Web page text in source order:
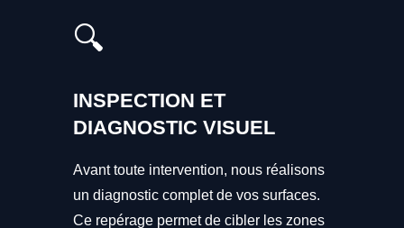
🔍
INSPECTION ET
DIAGNOSTIC VISUEL
Avant toute intervention, nous réalisons
un diagnostic complet de vos surfaces.
Ce repérage permet de cibler les zones